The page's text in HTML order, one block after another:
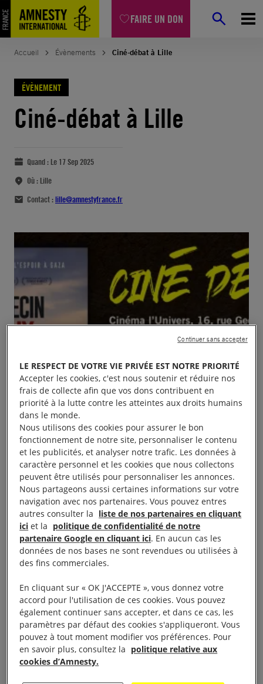
FAIRE UN DON
Accueil Évènements Ciné-débat à Lille
ÉVÈNEMENT
Ciné-débat à Lille
Quand : Le 17 Sep 2025
Où : Lille
Contact :lille@amnestyfrance.fr
Ciné-débat, « Un médecin pour la paix », en
présence d’Anne Savinel-Barras
19 h – 22 h 30
Cinéma l’Univers,
« Un médecin pour la paix » est un film
documentaire de Tal Barda sur Izzeldin Abuelaish,
premier médecin palestinien à travailler dans un
LE RESPECT DE VOTRE VIE PRIVÉE EST NOTRE PRIORITÉ
Accepter les cookies, c'est nous soutenir et réduire nos
frais de collecte afin que vos dons contribuent en
priorité à la lutte contre les atteintes aux droits humains
dans le monde.
Nous utilisons des cookies pour assurer le bon
fonctionnement de notre site, personnaliser le contenu
et les publicités, et analyser notre trafic. Les données à
caractère personnel et les cookies que nous collectons
peuvent être utilisés pour personnaliser les annonces.
Nous partageons aussi certaines informations sur votre
navigation avec nos partenaires. Vous pouvez entres
autres consulter la liste de nos partenaires en cliquant
ici et la politique de confidentialité de notre
partenaire Google en cliquant ici. En aucun cas les
données de nos bases ne sont revendues ou utilisées à
des fins commerciales.
En cliquant sur « OK J'ACCEPTE », vous donnez votre
accord pour l'utilisation de ces cookies. Vous pouvez
également continuer sans accepter, et dans ce cas, les
paramètres par défaut des cookies s'appliqueront. Vous
pouvez à tout moment modifier vos préférences. Pour
en savoir plus, consultez la politique relative aux
cookies d’Amnesty.
Continuer sans accepter